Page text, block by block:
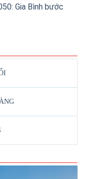
Gia Bình bước